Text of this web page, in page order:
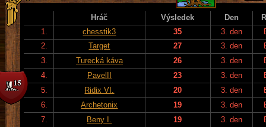
Hráč Výsledek Den
1.
chesstik3 35 3. den
2.
Target 27 3. den
3.
Turecká káva 26 3. den
4.
PavelII 23 3. den
5.
Ridix VI. 20 3. den
6.
Archetonix 19 3. den
7.
Beny I. 19 3. den